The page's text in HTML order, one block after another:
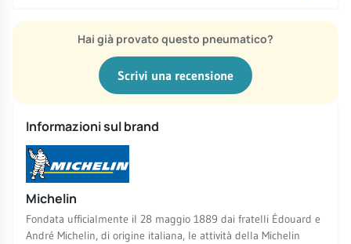
Hai già provato questo pneumatico?
Scrivi una recensione
Informazioni sul brand
Michelin
Fondata ufficialmente il 28 maggio 1889 dai fratelli Édouard e
André Michelin, di origine italiana, le attività della Michelin